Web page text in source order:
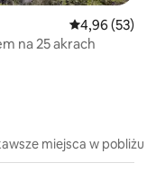
Średnia
4,96 (53)
na 25 akrach
miejsca w pobliżu